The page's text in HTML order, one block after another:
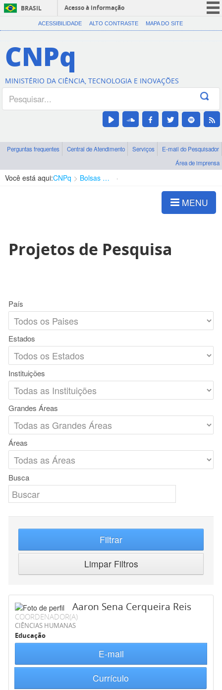
BRASIL
Acesso à informação
CORONAVÍRUS (COVID-19)
Canais
ACESSIBILIDADE ALTO CONTRASTE MAPA DO SITE
CNPq
MINISTÉRIO DA CIÊNCIA, TECNOLOGIA E INOVAÇÕES
Perguntas frequentes Central de Atendimento Serviços
E-mail do Pesquisador
Área de imprensa
Você está aqui:CNPq Bolsas e Auxílios Vigentes
MENU
Projetos de Pesquisa
País
Estados
Instituições
Grandes Áreas
Áreas
Busca
Filtrar
Limpar Filtros
Aaron Sena Cerqueira Reis
COORDENADOR(A)
CIÊNCIAS HUMANAS
Educação
E-mail
Currículo